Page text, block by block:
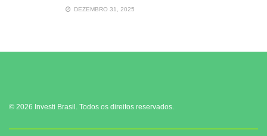
DEZEMBRO 31, 2025
© 2026 Investi Brasil. Todos os direitos reservados.